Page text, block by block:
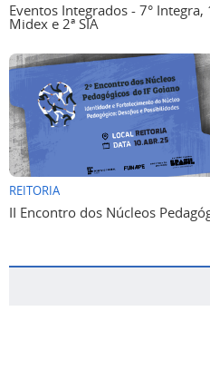
Eventos Integrados - 7° Integra,
Midex e 2ª SIA
REITORIA
II Encontro dos Núcleos